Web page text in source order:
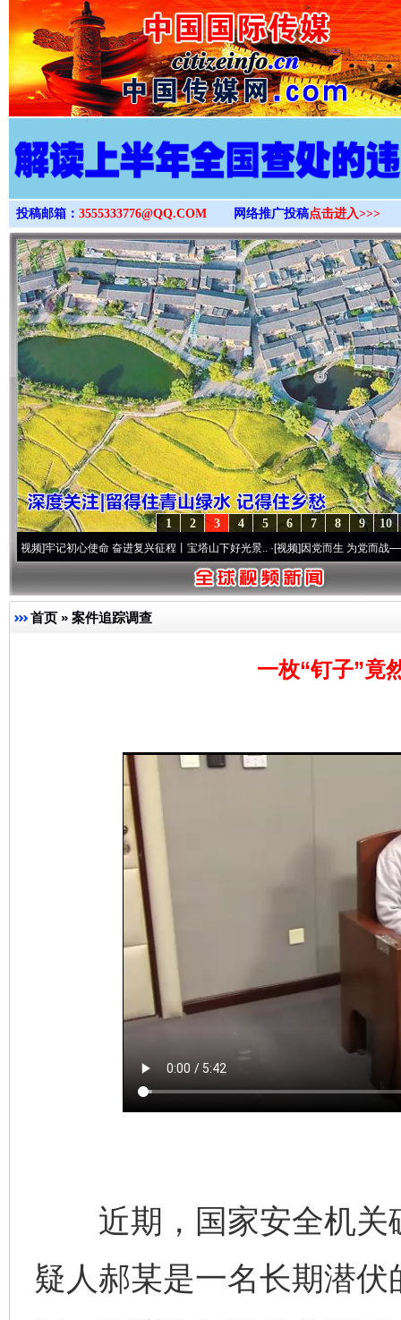
>
投稿邮箱： 3555333776@QQ.COM 网络推广投稿点击进入>>>
10
9
8
7
6
5
4
3
2
1
初心使命 奋进复兴征程丨宝塔山下好光景..·[视频]因党而生 为党而战——百年“纪”
首页 » 案件追踪调查
一枚“钉子”竟
近期，国家安全机关
疑人郝某是一名长期潜